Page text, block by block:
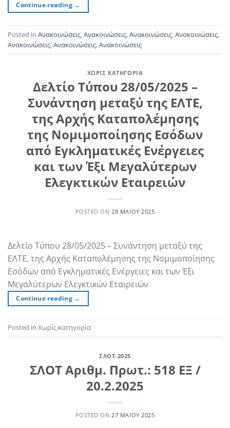
Continue reading →
Posted in Ανακοινώσεις,Ανακοινώσεις,Ανακοινώσεις,Ανακοινώσεις,
Ανακοινώσεις,Ανακοινώσεις,Ανακοινώσεις
ΧΩΡΊΣ ΚΑΤΗΓΟΡΊΑ
Δελτίο Τύπου 28/05/2025 –
Συνάντηση μεταξύ της ΕΛΤΕ,
της Αρχής Καταπολέμησης
της Νομιμοποίησης Εσόδων
από Εγκληματικές Ενέργειες
και των Έξι Μεγαλύτερων
Ελεγκτικών Εταιρειών
POSTED ON 28 ΜΑΪ́ΟΥ 2025
Δελτίο Τύπου 28/05/2025 – Συνάντηση μεταξύ της
ΕΛΤΕ, της Αρχής Καταπολέμησης της Νομιμοποίησης
Εσόδων από Εγκληματικές Ενέργειες και των Έξι
Μεγαλύτερων Ελεγκτικών Εταιρειών
Continue reading →
Posted in Χωρίς κατηγορία
ΣΛΟΤ-2025
ΣΛΟΤ Αριθμ. Πρωτ.: 518 ΕΞ /
20.2.2025
POSTED ON 27 ΜΑΪ́ΟΥ 2025